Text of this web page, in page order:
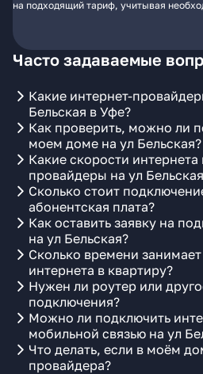
на подходящий тариф, учитывая
Часто задаваемые
Какие интернет-
Бельская в Уфе?
Как проверить, можно ли
моем доме на ул Бельская?
Какие скорости интернета
провайдеры на ул
Сколько стоит
абонентская плата?
Как оставить заявку на
на ул Бельская?
Сколько времени
интернета в квартиру?
Нужен ли роутер или
подключения?
Можно ли подключить
мобильной связью на ул
Что делать, если в моём
провайдера?